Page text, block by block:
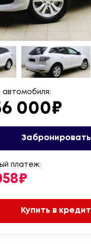
000₽
Забронировать
платеж:
Купить в кредит